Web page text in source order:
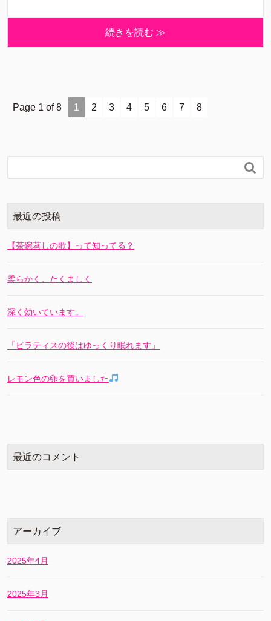
続きを読む ≫
Page 1 of 8 1 2 3 4 5 6 7 8

最近の投稿
【茶碗蒸しの歌】って知ってる？
柔らかく、たくましく
深く効いています。
「ピラティスの後はゆっくり眠れます」
レモン色の卵を買いました
最近のコメント
アーカイブ
2025年4月
2025年3月